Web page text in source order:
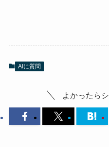
AIに質問
よかったら